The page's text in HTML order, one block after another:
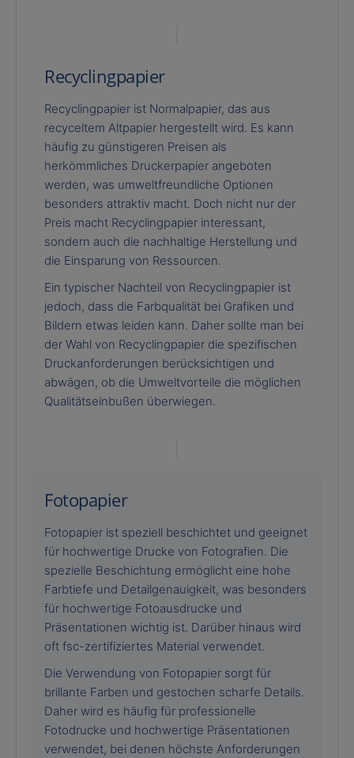
Recyclingpapier
Recyclingpapier ist Normalpapier, das aus
recyceltem Altpapier hergestellt wird. Es kann
häufig zu günstigeren Preisen als
herkömmliches Druckerpapier angeboten
werden, was umweltfreundliche Optionen
besonders attraktiv macht. Doch nicht nur der
Preis macht Recyclingpapier interessant,
sondern auch die nachhaltige Herstellung und
die Einsparung von Ressourcen.
Ein typischer Nachteil von Recyclingpapier ist
jedoch, dass die Farbqualität bei Grafiken und
Bildern etwas leiden kann. Daher sollte man bei
der Wahl von Recyclingpapier die spezifischen
Druckanforderungen berücksichtigen und
abwägen, ob die Umweltvorteile die möglichen
Qualitätseinbußen überwiegen.
Fotopapier
Fotopapier ist speziell beschichtet und geeignet
für hochwertige Drucke von Fotografien. Die
spezielle Beschichtung ermöglicht eine hohe
Farbtiefe und Detailgenauigkeit, was besonders
für hochwertige Fotoausdrucke und
Präsentationen wichtig ist. Darüber hinaus wird
oft fsc-zertifiziertes Material verwendet.
Die Verwendung von Fotopapier sorgt für
brillante Farben und gestochen scharfe Details.
Daher wird es häufig für professionelle
Fotodrucke und hochwertige Präsentationen
verwendet, bei denen höchste Anforderungen